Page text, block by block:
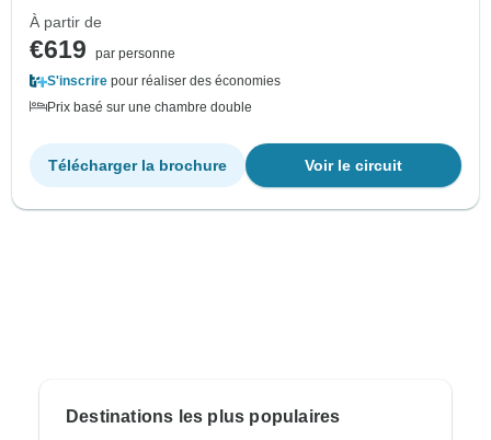
À partir de
€619
par personne
S'inscrire pour réaliser des économies
Prix basé sur une chambre double
Voir le circuit
Télécharger la brochure
Destinations les plus populaires